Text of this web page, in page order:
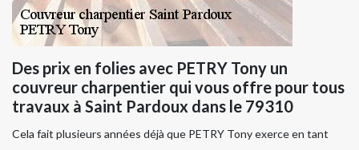
Des prix en folies avec PETRY Tony un
couvreur charpentier qui vous offre pour tous
travaux à Saint Pardoux dans le 79310
Cela fait plusieurs années déjà que PETRY Tony exerce en tant